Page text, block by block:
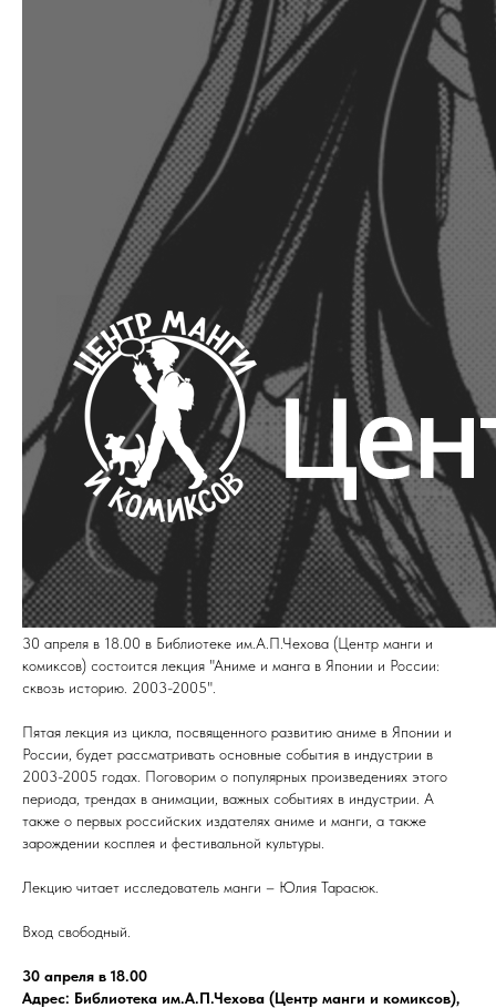
30 апреля в 18.00 в Библиотеке им.А.П.Чехова (Центр манги и
комиксов) состоится лекция "Аниме и манга в Японии и России:
сквозь историю. 2003-2005".
Пятая лекция из цикла, посвященного развитию аниме в Японии и
России, будет рассматривать основные события в индустрии в
2003-2005 годах. Поговорим о популярных произведениях этого
периода, трендах в анимации, важных событиях в индустрии. А
также о первых российских издателях аниме и манги, а также
зарождении косплея и фестивальной культуры.
Лекцию читает исследователь манги – Юлия Тарасюк.
Вход свободный.
30 апреля в 18.00
Адрес: Библиотека им.А.П.Чехова (Центр манги и комиксов),